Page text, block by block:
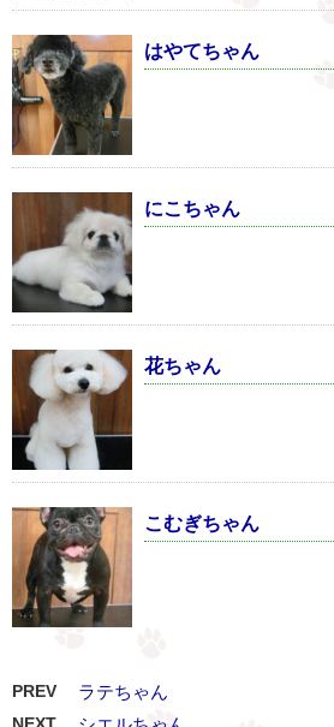
はやてちゃん
にこちゃん
花ちゃん
こむぎちゃん
PREV ラテちゃん